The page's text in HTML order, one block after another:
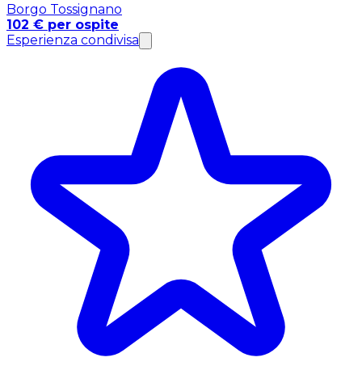
Borgo Tossignano
102 € per ospite
Esperienza condivisa